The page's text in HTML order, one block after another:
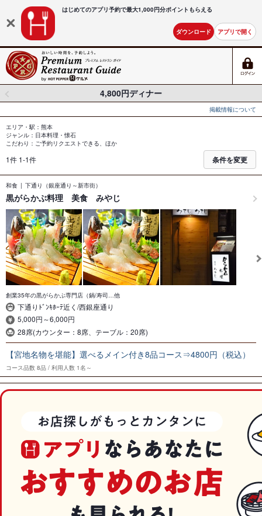
はじめてのアプリ予約で最大1,000円分ポイントもらえる
ダウンロード アプリで開く
4,800円ディナー
掲載情報について
エリア・駅：熊本
ジャンル：日本料理・懐石
こだわり：ご予約リクエストできる、ほか
1件 1-1件 条件を変更
和食 下通り（銀座通り～新市街）
黒がらかぶ料理 美食 みやじ
創業35年の黒がらかぶ専門店（鍋/寿司…他
下通りﾄﾞﾝｷﾎｰﾃ近く/西銀座通り
5,000円～6,000円
28席(カウンター：8席、テーブル：20席)
【宮地名物を堪能】選べるメイン付き8品コース⇒4800円（税込）
コース品数 8品 利用人数 1名～